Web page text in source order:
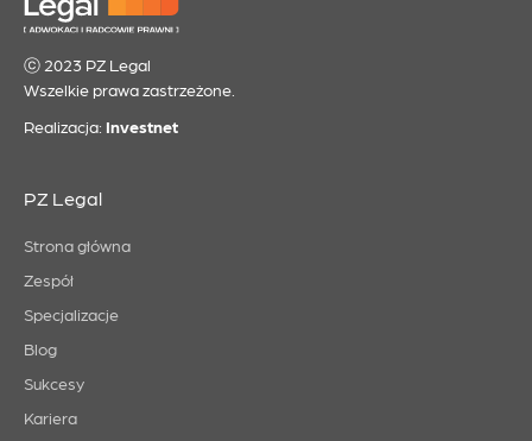
ⓒ 2023 PZ Legal
Wszelkie prawa zastrzeżone.
Realizacja: Investnet
PZ Legal
Strona główna
Zespół
Specjalizacje
Blog
Sukcesy
Kariera